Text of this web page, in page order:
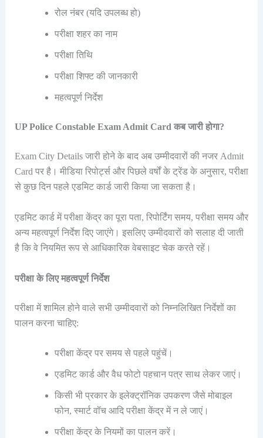
रोल नंबर (यदि उपलब्ध हो)
परीक्षा शहर का नाम
परीक्षा तिथि
परीक्षा शिफ्ट की जानकारी
महत्वपूर्ण निर्देश
UP Police Constable Exam Admit Card कब जारी होगा?
Exam City Details जारी होने के बाद अब उम्मीदवारों की नजर Admit
Card पर है। मीडिया रिपोर्ट्स और पिछले वर्षों के ट्रेंड के अनुसार, परीक्षा
से कुछ दिन पहले एडमिट कार्ड जारी किया जा सकता है।
एडमिट कार्ड में परीक्षा केंद्र का पूरा पता, रिपोर्टिंग समय, परीक्षा समय और
अन्य महत्वपूर्ण निर्देश दिए जाएंगे। इसलिए उम्मीदवारों को सलाह दी जाती
है कि वे नियमित रूप से आधिकारिक वेबसाइट चेक करते रहें।
परीक्षा के लिए महत्वपूर्ण निर्देश
परीक्षा में शामिल होने वाले सभी उम्मीदवारों को निम्नलिखित निर्देशों का
पालन करना चाहिए:
परीक्षा केंद्र पर समय से पहले पहुंचें।
एडमिट कार्ड और वैध फोटो पहचान पत्र साथ लेकर जाएं।
किसी भी प्रकार के इलेक्ट्रॉनिक उपकरण जैसे मोबाइल
फोन, स्मार्ट वॉच आदि परीक्षा केंद्र में न ले जाएं।
परीक्षा केंद्र के नियमों का पालन करें।